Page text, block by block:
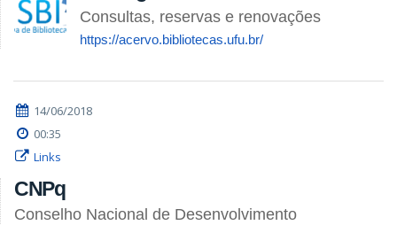
Consultas, reservas e renovações
https://acervo.bibliotecas.ufu.br/
14/06/2018
00:35
Links
CNPq
Conselho Nacional de Desenvolvimento